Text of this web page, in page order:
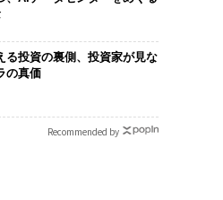
る投資の裏側、投資家が見な
の真価
Recommended by